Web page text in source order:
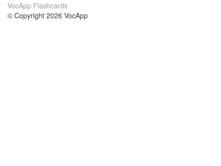
VocApp Flashcards
© Copyright 2026 VocApp